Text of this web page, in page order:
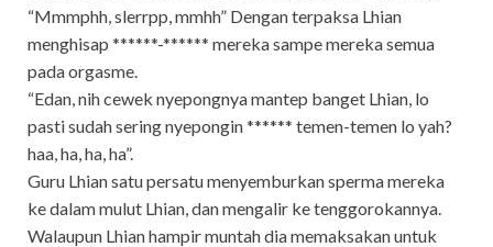
“Mmmphh, slerrpp, mmhh” Dengan terpaksa Lhian
menghisap ******-****** mereka sampe mereka semua
pada orgasme.
“Edan, nih cewek nyepongnya mantep banget Lhian, lo
pasti sudah sering nyepongin ****** temen-temen lo yah?
haa, ha, ha, ha”.
Guru Lhian satu persatu menyemburkan sperma mereka
ke dalam mulut Lhian, dan mengalir ke tenggorokannya.
Walaupun Lhian hampir muntah dia memaksakan untuk